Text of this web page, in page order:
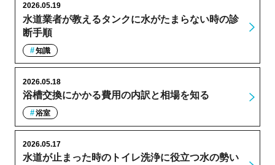
水道業者が教えるタンクに水がたまらない時の診
断手順
2026.05.19
知識
浴槽交換にかかる費用の内訳と相場を知る
2026.05.18
浴室
水道が止まった時のトイレ洗浄に役立つ水の勢い
2026.05.17